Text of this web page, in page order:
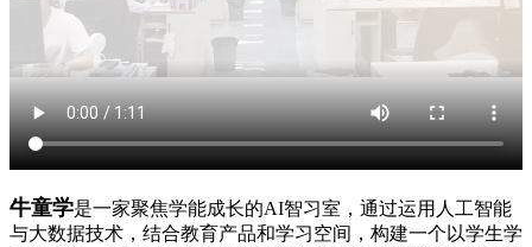
牛童学是一家聚焦学能成长的AI智习室，通过运用人工智能
与大数据技术，结合教育产品和学习空间，构建一个以学生学